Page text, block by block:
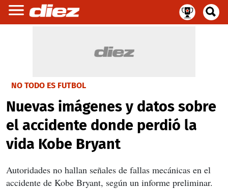
NO TODO ES FUTBOL
Nuevas imágenes y datos sobre
el accidente donde perdió la
vida Kobe Bryant
Autoridades no hallan señales de fallas mecánicas en el
accidente de Kobe Bryant, según un informe preliminar.